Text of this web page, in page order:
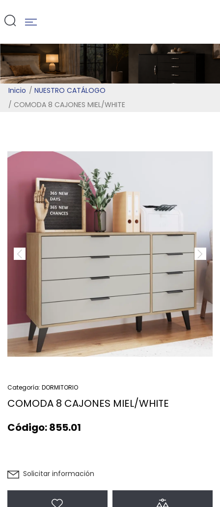
MIEL/WHITE
Inicio
NUESTRO CATÁLOGO
COMODA 8 CAJONES MIEL/WHITE
Categoría: DORMITORIO
COMODA 8 CAJONES MIEL/WHITE
Código:855.01
Solicitar información